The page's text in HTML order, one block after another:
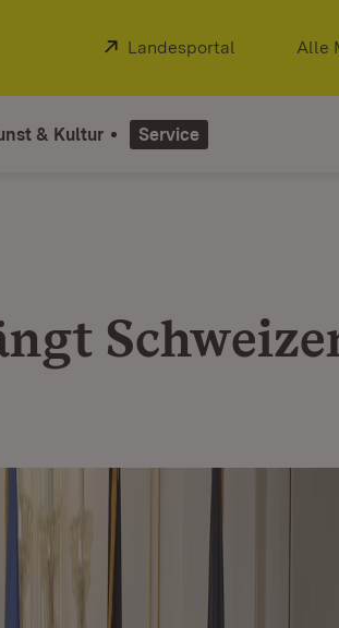
Extern:
Landesportal (Öffnet in
Alle
& Kultur Service